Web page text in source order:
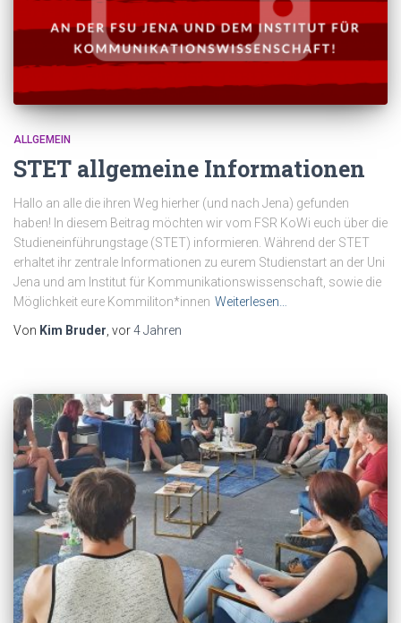
ALLGEMEIN
STET allgemeine Informationen
Hallo an alle die ihren Weg hierher (und nach Jena) gefunden
haben! In diesem Beitrag möchten wir vom FSR KoWi euch über die
Studieneinführungstage (STET) informieren. Während der STET
erhaltet ihr zentrale Informationen zu eurem Studienstart an der Uni
Jena und am Institut für Kommunikationswissenschaft, sowie die
Möglichkeit eure Kommiliton*innen Weiterlesen…
Von Kim Bruder , vor4 Jahren